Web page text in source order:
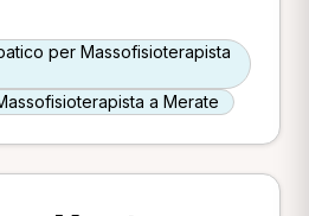
per Massofisioterapista
a Merate